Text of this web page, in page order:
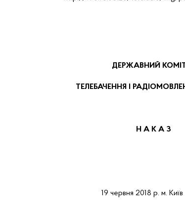
ДЕРЖАВНИЙ
ТЕЛЕБАЧЕННЯ І
Н А К А З
19 червня 2018 р. м. Київ